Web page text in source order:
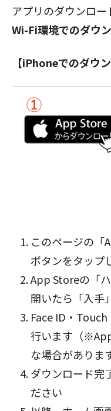
アプリのダウンロー
Wi-Fi環境でのダウ
【iPhoneでのダウ
このページの「
ボタンをタップ
App Storeの「
開いたら「入手
Face ID・
行います（
な場合がありま
ダウンロード完
ださい